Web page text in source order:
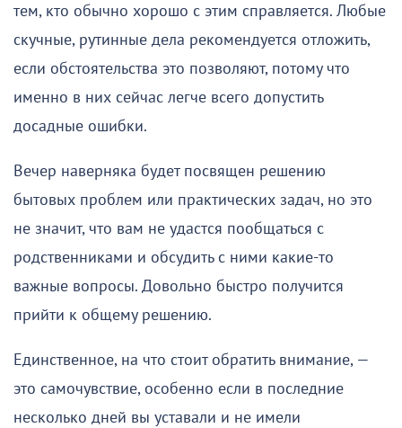
тем, кто обычно хорошо с этим справляется. Любые
скучные, рутинные дела рекомендуется отложить,
если обстоятельства это позволяют, потому что
именно в них сейчас легче всего допустить
досадные ошибки.
Вечер наверняка будет посвящен решению
бытовых проблем или практических задач, но это
не значит, что вам не удастся пообщаться с
родственниками и обсудить с ними какие-то
важные вопросы. Довольно быстро получится
прийти к общему решению.
Единственное, на что стоит обратить внимание, —
это самочувствие, особенно если в последние
несколько дней вы уставали и не имели